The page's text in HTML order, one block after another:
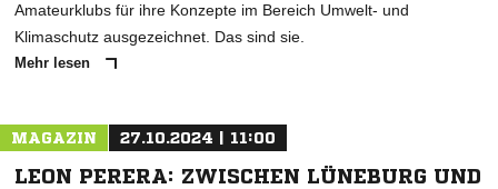
Amateurklubs für ihre Konzepte im Bereich Umwelt- und
Klimaschutz ausgezeichnet. Das sind sie.
Mehr lesen
MAGAZIN 27.10.2024 | 11:00
LEON PERERA: ZWISCHEN LÜNEBURG UND